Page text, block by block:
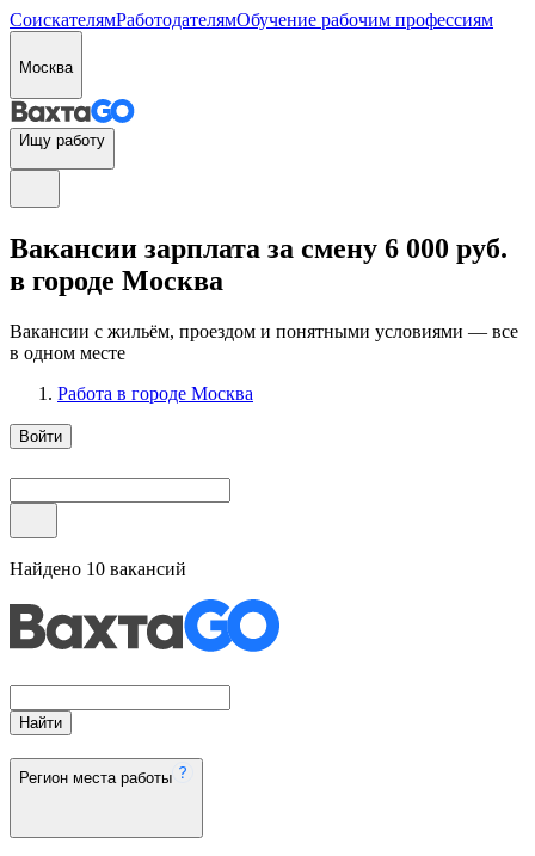
СоискателямРаботодателямОбучение рабочим профессиям
Москва
Ищу работу
Вакансии зарплата за смену 6 000 руб.
в городе Москва
Вакансии с жильём, проездом и понятными условиями — все
в одном месте
Работа в городе Москва
Войти
Найдено 10 вакансий
Найти
Регион места работы